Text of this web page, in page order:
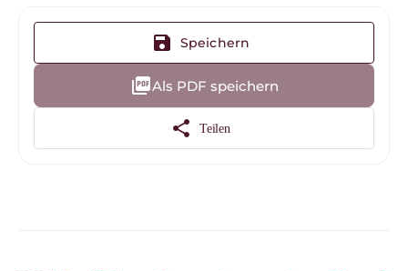
save Speichern
picture_as_pdfAls PDF speichern
share Teilen